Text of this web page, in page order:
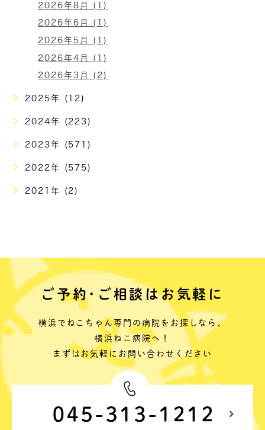
2026年8月 (1)
2026年6月 (1)
2026年5月 (1)
2026年4月 (1)
2026年3月 (2)
2025年 (12)
2024年 (223)
2023年 (571)
2022年 (575)
2021年 (2)
ご予約･ご相談はお気軽に
横浜でねこちゃん専門の病院をお探しなら、
横浜ねこ病院へ！
まずはお気軽にお問い合わせください